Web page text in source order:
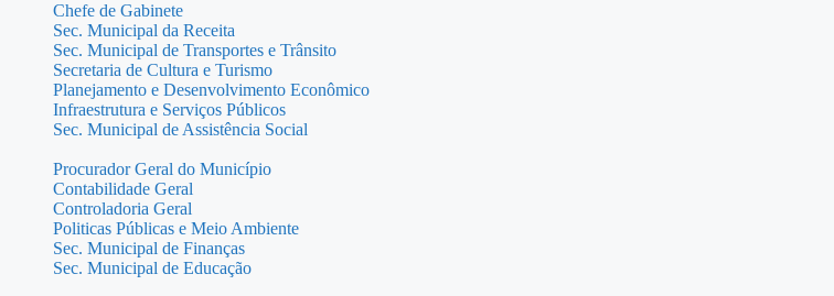
Chefe de Gabinete
Sec. Municipal da Receita
Sec. Municipal de Transportes e Trânsito
Secretaria de Cultura e Turismo
Planejamento e Desenvolvimento Econômico
Infraestrutura e Serviços Públicos
Sec. Municipal de Assistência Social
Procurador Geral do Município
Contabilidade Geral
Controladoria Geral
Politicas Públicas e Meio Ambiente
Sec. Municipal de Finanças
Sec. Municipal de Educação